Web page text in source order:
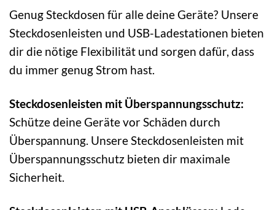
Genug Steckdosen für alle deine Geräte? Unsere
Steckdosenleisten und USB-Ladestationen bieten
dir die nötige Flexibilität und sorgen dafür, dass
du immer genug Strom hast.
Steckdosenleisten mit Überspannungsschutz:
Schütze deine Geräte vor Schäden durch
Überspannung. Unsere Steckdosenleisten mit
Überspannungsschutz bieten dir maximale
Sicherheit.